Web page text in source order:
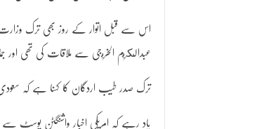
اس سے قبل اتوار کے روز بھی ترک وزارت
عبدالكريم الخريجی سے ملاقات کی تھی
ترک صدر طیب اردگان کا کہنا ہے کہ
یاد رہے کہ امریکی اخبار واشنگٹن پوسٹ